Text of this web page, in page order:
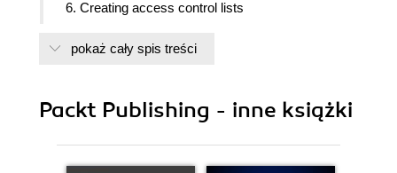
6. Creating access control lists
8. Recommendations
pokaż cały spis treści
Packt Publishing - inne książki